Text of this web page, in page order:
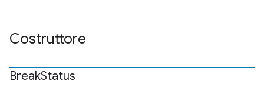
Costruttore
BreakStatus